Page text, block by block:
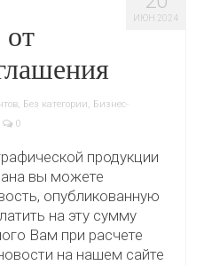
ИЮН 2024
от
, Без категории, Бизнес-
0
продукции
вы можете
опубликованную
на эту сумму
Вам при расчете
на нашем сайте